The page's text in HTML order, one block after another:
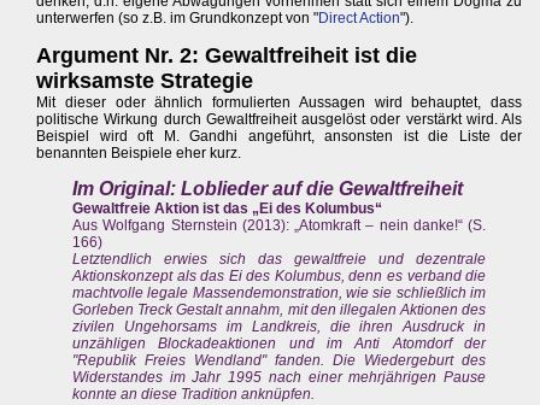
unterwerfen (so z.B. im Grundkonzept von "Direct Action").
Argument Nr. 2: Gewaltfreiheit ist die
wirksamste Strategie
Mit dieser oder ähnlich formulierten Aussagen wird behauptet, dass
politische Wirkung durch Gewaltfreiheit ausgelöst oder verstärkt wird. Als
Beispiel wird oft M. Gandhi angeführt, ansonsten ist die Liste der
benannten Beispiele eher kurz.
Im Original: Loblieder auf die Gewaltfreiheit
Gewaltfreie Aktion ist das „Ei des Kolumbus“
Aus Wolfgang Sternstein (2013): „Atomkraft – nein danke!“ (S.
166)
Letztendlich erwies sich das gewaltfreie und dezentrale
Aktionskonzept als das Ei des Kolumbus, denn es verband die
machtvolle legale Massendemonstration, wie sie schließlich im
Gorleben Treck Gestalt annahm, mit den illegalen Aktionen des
zivilen Ungehorsams im Landkreis, die ihren Ausdruck in
unzähligen Blockadeaktionen und im Anti Atomdorf der
"Republik Freies Wendland" fanden. Die Wiedergeburt des
Widerstandes im Jahr 1995 nach einer mehrjährigen Pause
konnte an diese Tradition anknüpfen.